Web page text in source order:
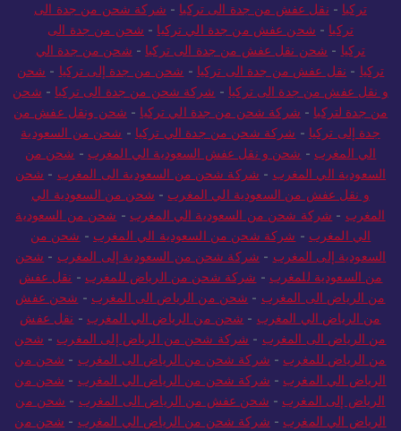
تركيا - نقل عفش من جدة الى تركيا - شركة شحن من جدة الى
تركيا - شحن عفش من جدة الي تركيا - شحن من جدة الى
تركيا - شحن نقل عفش من جدة الى تركيا - شحن من جدة الي
تركيا - نقل عفش من جدة الى تركيا - شحن من جدة إلى تركيا - شحن
و نقل عفش من جدة الى تركيا - شركة شحن من جدة الى تركيا - شحن
من جدة لتركيا - شركة شحن من جدة الي تركيا - شحن ونقل عفش من
جدة إلى تركيا - شركة شحن من جدة الي تركيا - شحن من السعودية
الي المغرب - شحن و نقل عفش السعودية الي المغرب - شحن من
السعودية الي المغرب - شركة شحن من السعودية الى المغرب - شحن
و نقل عفش من السعودية الي المغرب - شحن من السعودية الي
المغرب - شركة شحن من السعودية الي المغرب - شحن من السعودية
الي المغرب - شركة شحن من السعودية الي المغرب - شحن من
السعودية إلى المغرب - شركة شحن من السعودية إلى المغرب - شحن
من السعودية للمغرب - شركة شحن من الرياض للمغرب - نقل عفش
من الرياض الى المغرب - شحن من الرياض الى المغرب - شحن عفش
من الرياض الي المغرب - شحن من الرياض الي المغرب - نقل عفش
من الرياض الى المغرب - شركة شحن من الرياض إلى المغرب - شحن
من الرياض للمغرب - شركة شحن من الرياض الى المغرب - شحن من
الرياض الي المغرب - شركة شحن من الرياض الي المغرب - شحن من
الرياض إلى المغرب - شحن عفش من الرياض الى المغرب - شحن من
الرياض الي المغرب - شركة شحن من الرياض الي المغرب - شحن من